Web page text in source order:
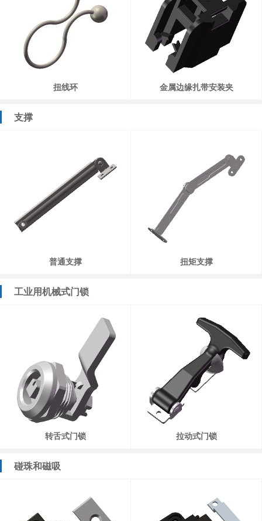
扭线环 金属边缘扎带安装夹
支撑
普通支撑 扭矩支撑
工业用机械式门锁
转舌式门锁 拉动式门锁
碰珠和磁吸